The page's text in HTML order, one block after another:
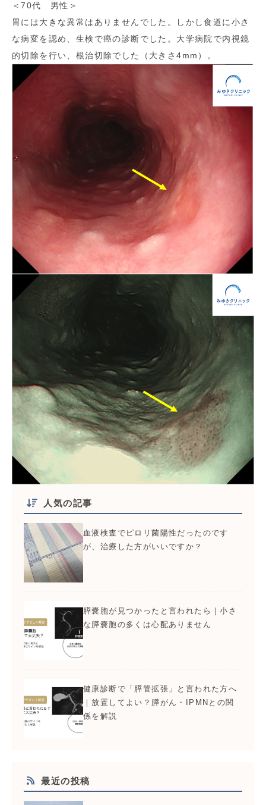
＜70代 男性＞
胃には大きな異常はありませんでした。しかし食道に小さ
な病変を認め、生検で癌の診断でした。大学病院で内視鏡
的切除を行い、根治切除でした（大きさ4mm）。
人気の記事
血液検査でピロリ菌陽性だったのです
が、治療した方がいいですか？
膵嚢胞が見つかったと言われたら｜小さ
な膵嚢胞の多くは心配ありません
健康診断で「膵管拡張」と言われた方へ
｜放置してよい？膵がん・IPMNとの関
係を解説
最近の投稿